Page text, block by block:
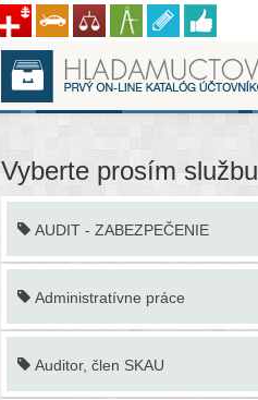
Vyberte prosím službu
AUDIT - ZABEZPEČENIE
Administratívne práce
Auditor, člen SKAU